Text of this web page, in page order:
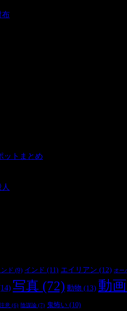
布
ットまとめ
ド (9) インド (11) エイリアン (12) オー
写真 (72) 動物 (13) 動画
意 (6) 陰謀論 (7) 鬼怖い (10)